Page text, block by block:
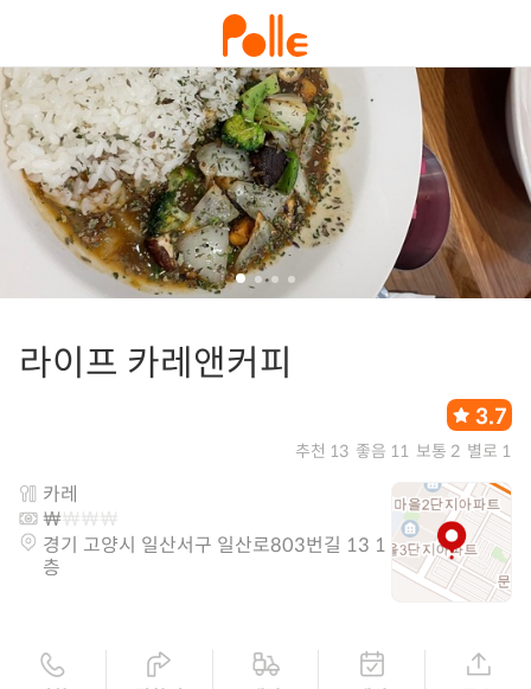
라이프 카레앤커피
3.7
추천 13 좋음 11 보통 2 별로 1
카레
경기 고양시 일산서구 일산로803번길 13 1
층